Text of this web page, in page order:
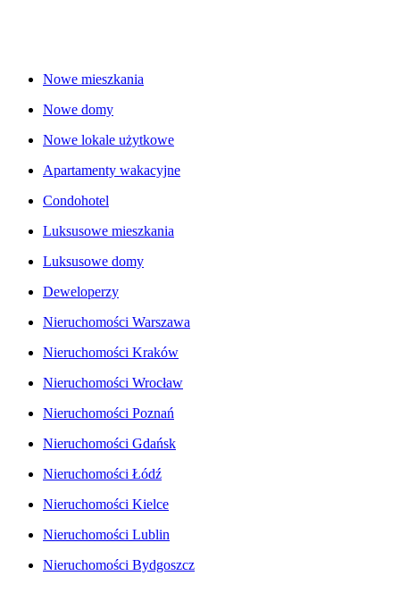
Nowe mieszkania
Nowe domy
Nowe lokale użytkowe
Apartamenty wakacyjne
Condohotel
Luksusowe mieszkania
Luksusowe domy
Deweloperzy
Nieruchomości Warszawa
Nieruchomości Kraków
Nieruchomości Wrocław
Nieruchomości Poznań
Nieruchomości Gdańsk
Nieruchomości Łódź
Nieruchomości Kielce
Nieruchomości Lublin
Nieruchomości Bydgoszcz